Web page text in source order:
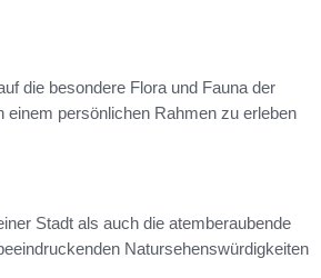
die besondere Flora und Fauna der
einem persönlichen Rahmen zu erleben
Stadt als auch die atemberaubende
Natursehenswürdigkeiten